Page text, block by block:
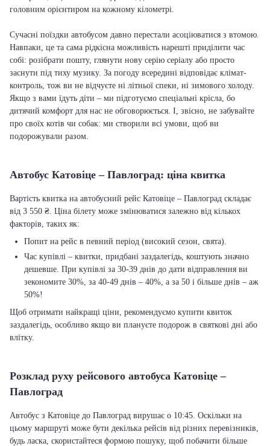
головним орієнтиром на кожному кілометрі.
Сучасні поїздки автобусом давно перестали асоціюватися з втомою.
Навпаки, це та сама рідкісна можливість нарешті приділити час
собі: розібрати пошту, глянути нову серію серіалу або просто
заснути під тиху музику. За погоду всередині відповідає клімат-
контроль, тож ви не відчуєте ні літньої спеки, ні зимового холоду.
Якщо з вами їдуть діти – ми підготуємо спеціальні крісла, бо
дитячий комфорт для нас не обговорюється. І, звісно, не забувайте
про своїх котів чи собак: ми створили всі умови, щоб ви
подорожували разом.
Автобус Катовіце – Павлоград: ціна квитка
Вартість квитка на автобусний рейс Катовіце – Павлоград складає
від 3 550 ₴. Ціна білету може змінюватися залежно від кількох
факторів, таких як:
Попит на рейс в певний період (високий сезон, свята).
Час купівлі – квитки, придбані заздалегідь, коштують значно
дешевше. При купівлі за 30-39 днів до дати відправлення ви
зекономите 30%, за 40-49 днів – 40%, а за 50 і більше днів – аж
50%!
Щоб отримати найкращі ціни, рекомендуємо купити квиток
заздалегідь, особливо якщо ви плануєте подорож в святкові дні або
влітку.
Розклад руху рейсового автобуса Катовіце –
Павлоград
Автобус з Катовіце до Павлоград вирушає о 10:45. Оскільки на
цьому маршруті може бути декілька рейсів від різних перевізників,
будь ласка, скористайтеся формою пошуку, щоб побачити більше